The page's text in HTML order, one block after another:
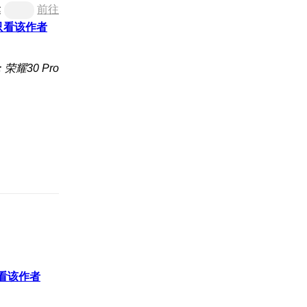
前往
看该作者
荣耀30 Pro
该作者